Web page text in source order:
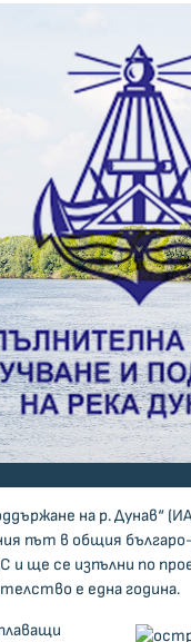
на р. Дунав“
път в общия
ще се изпълни по
е една година.